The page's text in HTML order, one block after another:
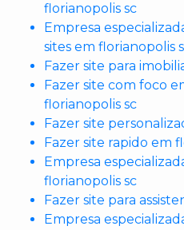
florianopolis sc
Empresa
sites em florianopolis
Fazer site para
Fazer site com foco
florianopolis sc
Fazer site
Fazer site rapido em
Empresa
florianopolis sc
Fazer site para
Empresa